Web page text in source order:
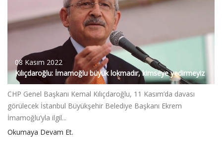
08 Kasım 2022
Kılıçdaroğlu: İmamoğlu büyük lokmadır, kimseye yedirmeyiz
CHP Genel Başkanı Kemal Kılıçdaroğlu, 11 Kasım’da davası
görülecek İstanbul Büyükşehir Belediye Başkanı Ekrem
İmamoğlu’yla ilgil...
Okumaya Devam Et.